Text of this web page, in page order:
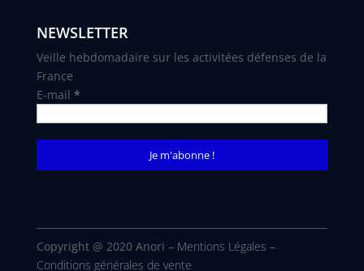
NEWSLETTER
Veille hebdomadaire sur les activitées défenses de la
France
E-mail *
Copyright @ 2020 Anori – Mentions Légales –
Conditions générales de vente